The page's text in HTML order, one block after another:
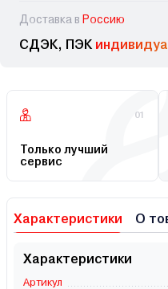
Доставка в Россию
СДЭК, ПЭК
01
Только лучший
сервис
Характеристики О
Характеристики
Артикул